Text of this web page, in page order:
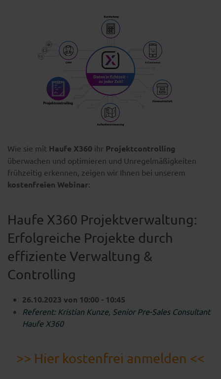
Wie sie mit Haufe X360 ihr Projektcontrolling
überwachen und optimieren und Unregelmäßigkeiten
frühzeitig erkennen, zeigen wir Ihnen bei unserem
kostenfreien Webinar:
Haufe X360 Projektverwaltung:
Erfolgreiche Projekte durch
effiziente Verwaltung &
Controlling
26.10.2023 von 10:00 - 10:45
Referent: Kristian Kunze, Senior Pre-Sales Consultant
Haufe X360
>> Hier kostenfrei anmelden <<